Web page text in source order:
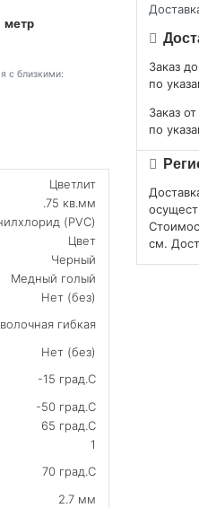
метр
с близкими:
Заказ
по
Заказ
по
см.
Цветлит
.75 кв.мм
(PVC)
Цвет
Черный
Медный голый
Нет (без)
гибкая
Нет (без)
-15 град.C
-50 град.C
65 град.C
1
70 град.C
2.7 мм